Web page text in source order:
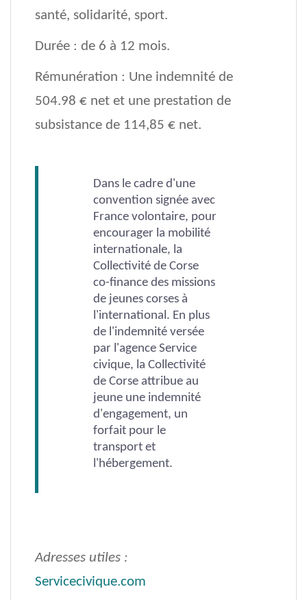
santé, solidarité, sport.
Durée : de 6 à 12 mois.
Rémunération : Une indemnité de
504.98 € net et une prestation de
subsistance de 114,85 € net.
Dans le cadre d'une
convention signée avec
France volontaire, pour
encourager la mobilité
internationale, la
Collectivité de Corse
co-finance des missions
de jeunes corses à
l'international. En plus
de l'indemnité versée
par l'agence Service
civique, la Collectivité
de Corse attribue au
jeune une indemnité
d'engagement, un
forfait pour le
transport et
l'hébergement.
Adresses utiles :
Servicecivique.com